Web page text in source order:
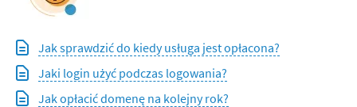
Jak sprawdzić do kiedy usługa jest opłacona?
Jaki login użyć podczas logowania?
Jak opłacić domenę na kolejny rok?